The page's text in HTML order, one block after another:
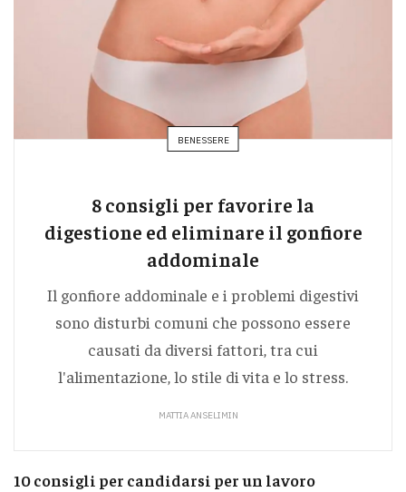
BENESSERE
8 consigli per favorire la
digestione ed eliminare il gonfiore
addominale
Il gonfiore addominale e i problemi digestivi
sono disturbi comuni che possono essere
causati da diversi fattori, tra cui
l'alimentazione, lo stile di vita e lo stress.
MATTIA ANSELIMIN
10 consigli per candidarsi per un lavoro